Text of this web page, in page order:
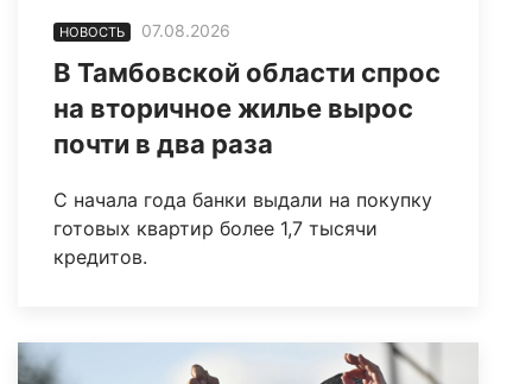
НОВОСТЬ 07.08.2026
В Тамбовской области спрос
на вторичное жилье вырос
почти в два раза
С начала года банки выдали на покупку
готовых квартир более 1,7 тысячи
кредитов.